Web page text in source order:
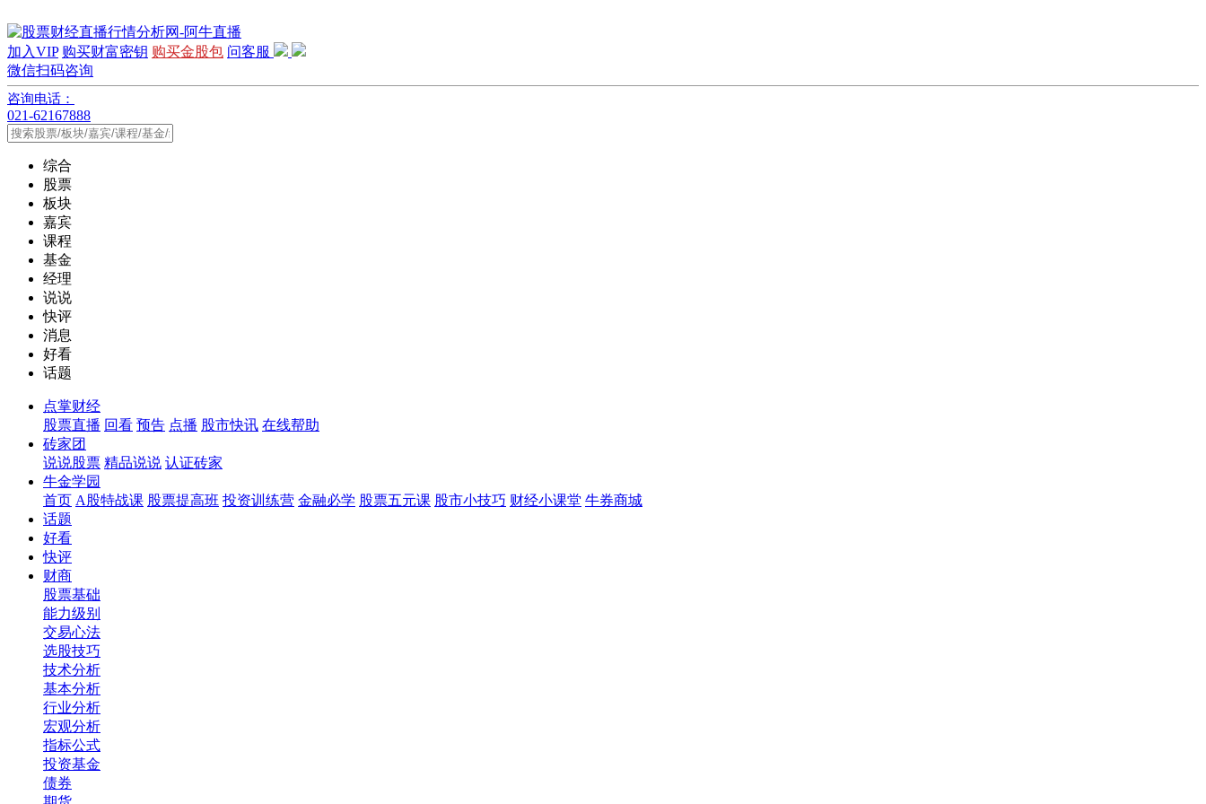
加入VIP 购买财富密钥 购买金股包 问客服
微信扫码咨询
咨询电话：
021-62167888
综合
股票
板块
嘉宾
课程
基金
经理
说说
快评
消息
好看
话题
点掌财经
股票直播 回看 预告 点播 股市快讯 在线帮助
砖家团
说说股票 精品说说 认证砖家
牛金学园
首页 A股特战课 股票提高班 投资训练营 金融必学 股票五元课 股市小技巧 财经小课堂 牛券商城
话题
好看
快评
财商
股票基础
能力级别
交易心法
选股技巧
技术分析
基本分析
行业分析
宏观分析
指标公式
投资基金
债券